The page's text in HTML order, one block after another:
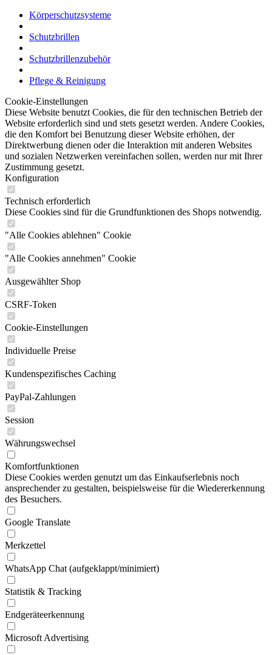
Körperschutzsysteme
Schutzbrillen
Schutzbrillenzubehör
Pflege & Reinigung
Cookie-Einstellungen
Diese Website benutzt Cookies, die für den technischen Betrieb der
Website erforderlich sind und stets gesetzt werden. Andere Cookies,
die den Komfort bei Benutzung dieser Website erhöhen, der
Direktwerbung dienen oder die Interaktion mit anderen Websites
und sozialen Netzwerken vereinfachen sollen, werden nur mit Ihrer
Zustimmung gesetzt.
Konfiguration
Technisch erforderlich
Diese Cookies sind für die Grundfunktionen des Shops notwendig.
"Alle Cookies ablehnen" Cookie
"Alle Cookies annehmen" Cookie
Ausgewählter Shop
CSRF-Token
Cookie-Einstellungen
Individuelle Preise
Kundenspezifisches Caching
PayPal-Zahlungen
Session
Währungswechsel
Komfortfunktionen
Diese Cookies werden genutzt um das Einkaufserlebnis noch
ansprechender zu gestalten, beispielsweise für die Wiedererkennung
des Besuchers.
Google Translate
Merkzettel
WhatsApp Chat (aufgeklappt/minimiert)
Statistik & Tracking
Endgeräteerkennung
Microsoft Advertising